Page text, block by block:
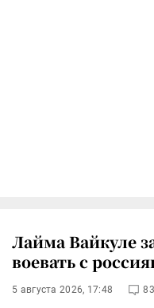
Лайма Вайкуле
воевать с
5 августа 2026, 17:48 83